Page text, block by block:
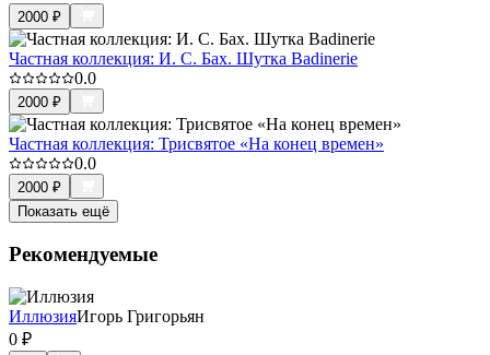
2000 ₽
Частная коллекция: И. С. Бах. Шутка Badinerie
0.0
2000 ₽
Частная коллекция: Трисвятое «На конец времен»
0.0
2000 ₽
Показать ещё
Рекомендуемые
ИллюзияИгорь Григорьян
0 ₽